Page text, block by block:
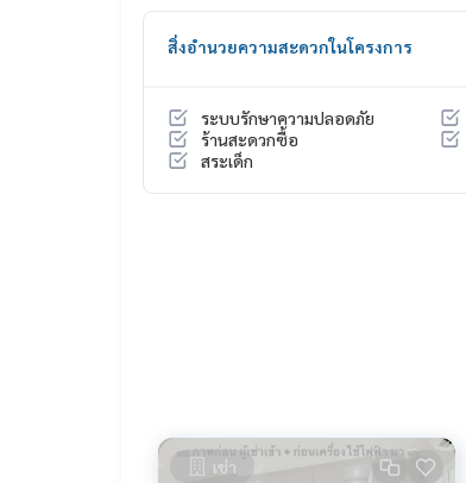
* ผ้าม่าน 2 ชั้น 2 ชุด ( ห้องนอน + ห้องนั่งเล่น )
* โต๊ะเครื่องแป้ง
* โต๊ะทานข้าว 2 ที่นั่ง
สิ่งอำนวยความสะดวกในโครงการ
ระบบรักษาความปลอดภัย
ร้านสะดวกซื้อ
สระเด็ก
เช่า